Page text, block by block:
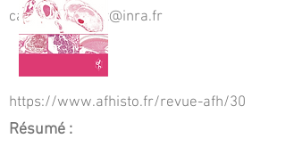
candice.babarit@inra.fr
https://www.afhisto.fr/revue-afh/30
Résumé :